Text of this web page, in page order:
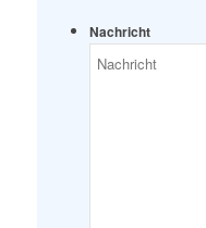
Nachricht